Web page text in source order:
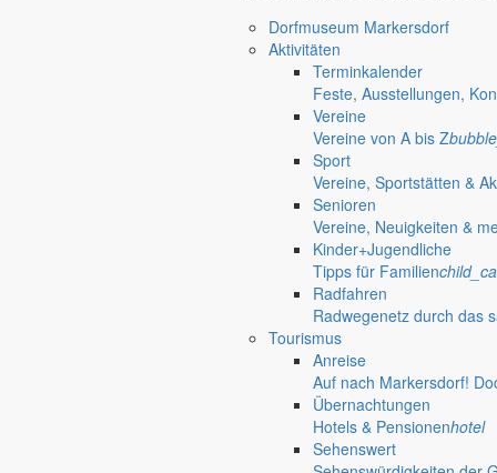
Dorfmuseum Markersdorf
Aktivitäten
Terminkalender
Feste, Ausstellungen,
Vereine
Vereine von A bis Z
Sport
Vereine, Sportstätten &
Senioren
Vereine, Neuigkeiten &
Kinder+Jugendliche
Tipps für Familien
Radfahren
Radwegenetz durch das
Tourismus
Anreise
Auf nach Markersdorf!
Übernachtungen
Hotels & Pensionenhotel
Sehenswert
Öffnungszeiten Rathaus
08:30 – 11:30 Uhr und 14:00 – 18:00 Uhr
08:30 – 11:30 Uhr und 14:00 – 17:00 Uhr